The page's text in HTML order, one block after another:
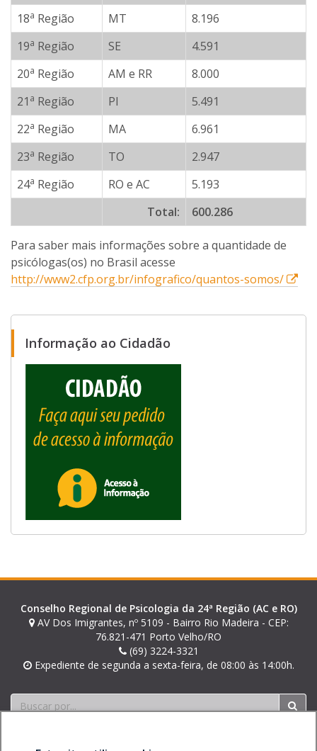
18a Região MT
8.196
19a Região SE
4.591
20a Região AM e RR
8.000
21 a Região PI
5.491
22a Região MA
6.961
23a Região TO
2.947
24a Região RO e AC
5.193
Total:
600.286
Para saber mais informações sobre a quantidade de
psicólogas(os) no Brasil acesse
http://www2.cfp.org.br/infografico/quantos-somos/
E
s
m
a
Informação ao Cidadão
Conselho Regional de Psicologia da 24ª Região (AC e RO)
AV Dos Imigrantes, nº 5109 - Bairro Rio Madeira - CEP:
76.821-471 Porto Velho/RO
(69) 3224-3321
Expediente de segunda a sexta-feira, de 08:00 às 14:00h.
Buscar